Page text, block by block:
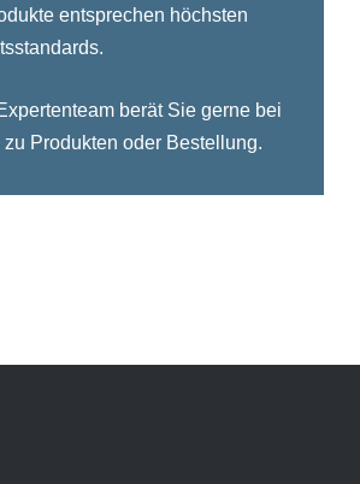
entsprechen höchsten
berät Sie gerne bei
zu Produkten oder Bestellung.